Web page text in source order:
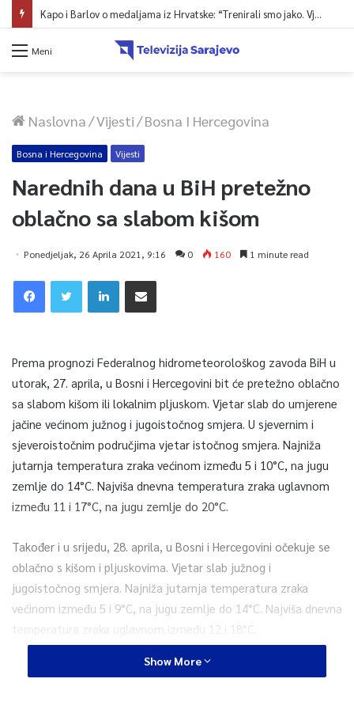
Kapo i Barlov o medaljama iz Hrvatske: “Trenirali smo jako. Vjerovali smo”
Meni
Naslovna/Vijesti/Bosna I Hercegovina
Bosna i Hercegovina Vijesti
Narednih dana u BiH pretežno
oblačno sa slabom kišom
Ponedjeljak, 26 Aprila 2021, 9:16 0 160 1 minute read
Prema prognozi Federalnog hidrometeorološkog zavoda BiH u
utorak, 27. aprila, u Bosni i Hercegovini bit će pretežno oblačno
sa slabom kišom ili lokalnim pljuskom. Vjetar slab do umjerene
jačine većinom južnog i jugoistočnog smjera. U sjevernim i
sjeveroistočnim područjima vjetar istočnog smjera. Najniža
jutarnja temperatura zraka većinom između 5 i 10°C, na jugu
zemlje do 14°C. Najviša dnevna temperatura zraka uglavnom
između 11 i 17°C, na jugu zemlje do 20°C.
Također i u srijedu, 28. aprila, u Bosni i Hercegovini očekuje se
oblačno s kišom i pljuskovima. Vjetar slab južnog i
jugoistočnog smjera. Najniža jutarnja temperatura zraka
većinom između 5 i 9°C, na jugu zemlje do 14°C. Najviša dnevna
temperatura zraka uglavnom između 12 i 18°C.
Umjereno do pretežno oblačno vrijeme u našoj zemlji bit će i u
Show More